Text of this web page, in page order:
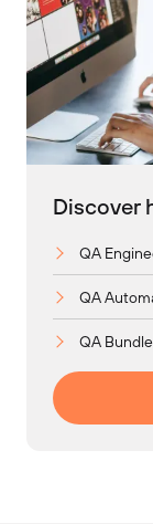
Discover
QA
QA
QA Bundle